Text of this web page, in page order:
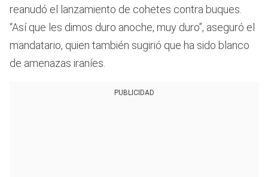
reanudó el lanzamiento de cohetes contra buques.
“Así que les dimos duro anoche, muy duro”, aseguró el
mandatario, quien también sugirió que ha sido blanco
de amenazas iraníes.
PUBLICIDAD